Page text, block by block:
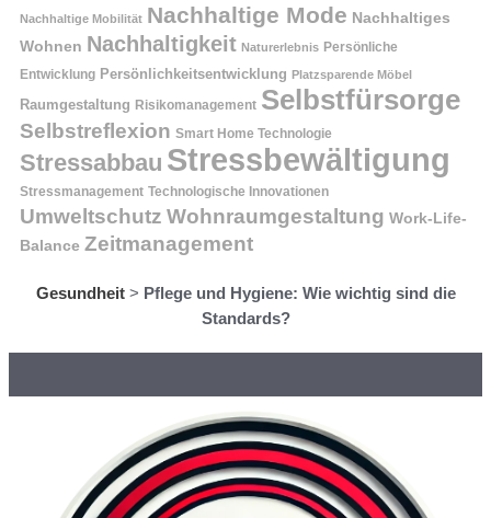
Nachhaltige Mobilität Nachhaltige Mode Nachhaltiges
Wohnen Nachhaltigkeit Naturerlebnis Persönliche
Entwicklung Persönlichkeitsentwicklung Platzsparende Möbel
Raumgestaltung Risikomanagement Selbstfürsorge
Selbstreflexion Smart Home Technologie
Stressabbau Stressbewältigung
Stressmanagement Technologische Innovationen
Umweltschutz Wohnraumgestaltung Work-Life-
Balance Zeitmanagement
Gesundheit> Pflege und Hygiene: Wie wichtig sind die
Standards?